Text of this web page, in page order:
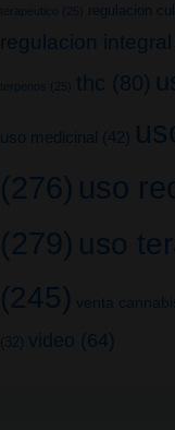
terapeutico (25) regulacion
regulacion
terpenos (25) thc (80)
uso medicinal (42)
(276) uso
(279) uso
(245) venta cannabis
(32) video (64)